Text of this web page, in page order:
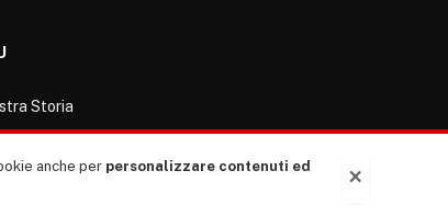
Storia
×
anche per personalizzare contenuti ed